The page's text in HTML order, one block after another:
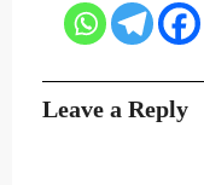
Leave a Reply